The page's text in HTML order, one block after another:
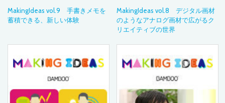
MakingIdeas vol.9 手書きメモを
蓄積できる、新しい体験
MakingIdeas vol.8 デジタル画材
のようなアナログ画材で広がるク
リエイティブの世界